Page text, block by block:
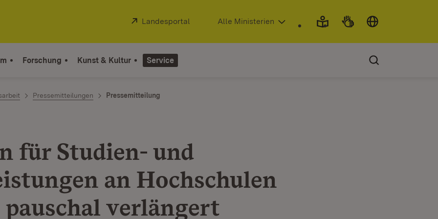
Extern:
Landesportal (Öffnet in neuem Fenster)
Alle Ministerien
Forschung Kunst & Kultur Service
Pressemitteilungen Pressemitteilung
für Studien- und
an Hochschulen
verlängert